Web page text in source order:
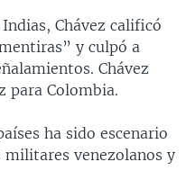
Chávez calificó
y culpó a
Chávez
para Colombia.
ha sido escenario
venezolanos y